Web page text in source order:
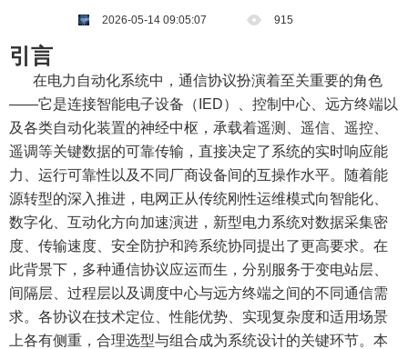
2026-05-14 09:05:07 915
引言
在电力自动化系统中，通信协议扮演着至关重要的角色
——它是连接智能电子设备（IED）、控制中心、远方终端以
及各类自动化装置的神经中枢，承载着遥测、遥信、遥控、
遥调等关键数据的可靠传输，直接决定了系统的实时响应能
力、运行可靠性以及不同厂商设备间的互操作水平。随着能
源转型的深入推进，电网正从传统刚性运维模式向智能化、
数字化、互动化方向加速演进，新型电力系统对数据采集密
度、传输速度、安全防护和跨系统协同提出了更高要求。在
此背景下，多种通信协议应运而生，分别服务于变电站层、
间隔层、过程层以及调度中心与远方终端之间的不同通信需
求。各协议在技术定位、性能优势、实现复杂度和适用场景
上各有侧重，合理选型与组合成为系统设计的关键环节。本